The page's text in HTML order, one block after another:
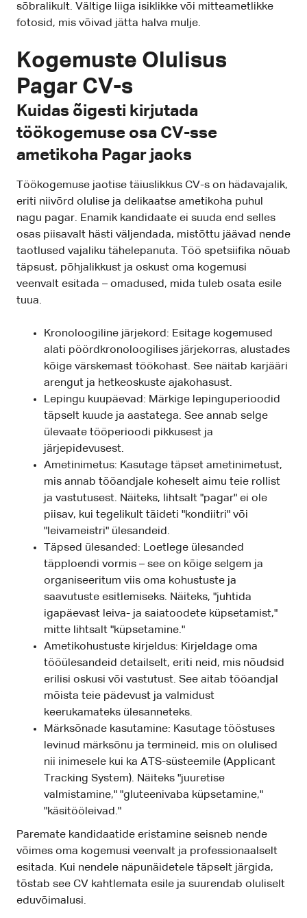
sõbralikult. Vältige liiga isiklikke või mitteametlikke
fotosid, mis võivad jätta halva mulje.
Kogemuste Olulisus
Pagar CV-s
Kuidas õigesti kirjutada
töökogemuse osa CV-sse
ametikoha Pagar jaoks
Töökogemuse jaotise täiuslikkus CV-s on hädavajalik,
eriti niivõrd olulise ja delikaatse ametikoha puhul
nagu pagar. Enamik kandidaate ei suuda end selles
osas piisavalt hästi väljendada, mistõttu jäävad nende
taotlused vajaliku tähelepanuta. Töö spetsiifika nõuab
täpsust, põhjalikkust ja oskust oma kogemusi
veenvalt esitada – omadused, mida tuleb osata esile
tuua.
Kronoloogiline järjekord: Esitage kogemused
alati pöördkronoloogilises järjekorras, alustades
kõige värskemast töökohast. See näitab karjääri
arengut ja hetkeoskuste ajakohasust.
Lepingu kuupäevad: Märkige lepinguperioodid
täpselt kuude ja aastatega. See annab selge
ülevaate tööperioodi pikkusest ja
järjepidevusest.
Ametinimetus: Kasutage täpset ametinimetust,
mis annab tööandjale koheselt aimu teie rollist
ja vastutusest. Näiteks, lihtsalt "pagar" ei ole
piisav, kui tegelikult täideti "kondiitri" või
"leivameistri" ülesandeid.
Täpsed ülesanded: Loetlege ülesanded
täpploendi vormis – see on kõige selgem ja
organiseeritum viis oma kohustuste ja
saavutuste esitlemiseks. Näiteks, "juhtida
igapäevast leiva- ja saiatoodete küpsetamist,"
mitte lihtsalt "küpsetamine."
Ametikohustuste kirjeldus: Kirjeldage oma
tööülesandeid detailselt, eriti neid, mis nõudsid
erilisi oskusi või vastutust. See aitab tööandjal
mõista teie pädevust ja valmidust
keerukamateks ülesanneteks.
Märksõnade kasutamine: Kasutage tööstuses
levinud märksõnu ja termineid, mis on olulised
nii inimesele kui ka ATS-süsteemile (Applicant
Tracking System). Näiteks "juuretise
valmistamine," "gluteenivaba küpsetamine,"
"käsitööleivad."
Paremate kandidaatide eristamine seisneb nende
võimes oma kogemusi veenvalt ja professionaalselt
esitada. Kui nendele näpunäidetele täpselt järgida,
tõstab see CV kahtlemata esile ja suurendab oluliselt
eduvõimalusi.